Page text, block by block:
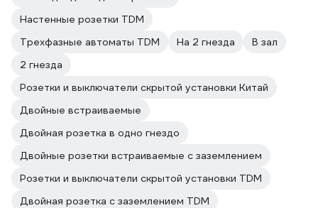
Настенные розетки TDM
Трехфазные автоматы TDM
На 2 гнезда
В зал
2 гнезда
Розетки и выключатели скрытой установки Китай
Двойные встраиваемые
Двойная розетка в одно гнездо
Двойные розетки встраиваемые с заземлением
Розетки и выключатели скрытой установки TDM
Двойная розетка с заземлением TDM